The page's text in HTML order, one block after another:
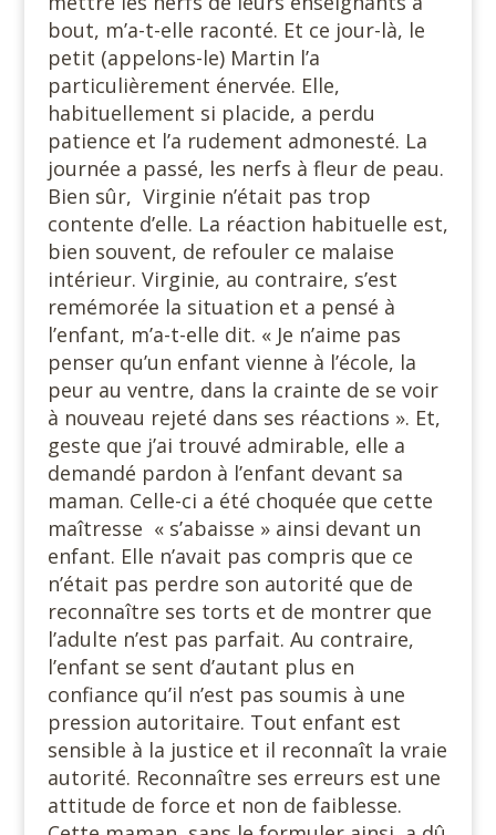
bout, m’a-t-elle raconté. Et ce jour-là, le
petit (appelons-le) Martin l’a
particulièrement énervée. Elle,
habituellement si placide, a perdu
patience et l’a rudement admonesté. La
journée a passé, les nerfs à fleur de peau.
Bien sûr, Virginie n’était pas trop
contente d’elle. La réaction habituelle est,
bien souvent, de refouler ce malaise
intérieur. Virginie, au contraire, s’est
remémorée la situation et a pensé à
l’enfant, m’a-t-elle dit. « Je n’aime pas
penser qu’un enfant vienne à l’école, la
peur au ventre, dans la crainte de se voir
à nouveau rejeté dans ses réactions ». Et,
geste que j’ai trouvé admirable, elle a
demandé pardon à l’enfant devant sa
maman. Celle-ci a été choquée que cette
maîtresse « s’abaisse » ainsi devant un
enfant. Elle n’avait pas compris que ce
n’était pas perdre son autorité que de
reconnaître ses torts et de montrer que
l’adulte n’est pas parfait. Au contraire,
l’enfant se sent d’autant plus en
confiance qu’il n’est pas soumis à une
pression autoritaire. Tout enfant est
sensible à la justice et il reconnaît la vraie
autorité. Reconnaître ses erreurs est une
attitude de force et non de faiblesse.